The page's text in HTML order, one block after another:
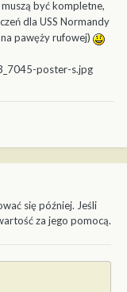
być kompletne,
dla USS Normandy
pawęży rufowej)
poster-s.jpg
się później. Jeśli
za jego pomocą.